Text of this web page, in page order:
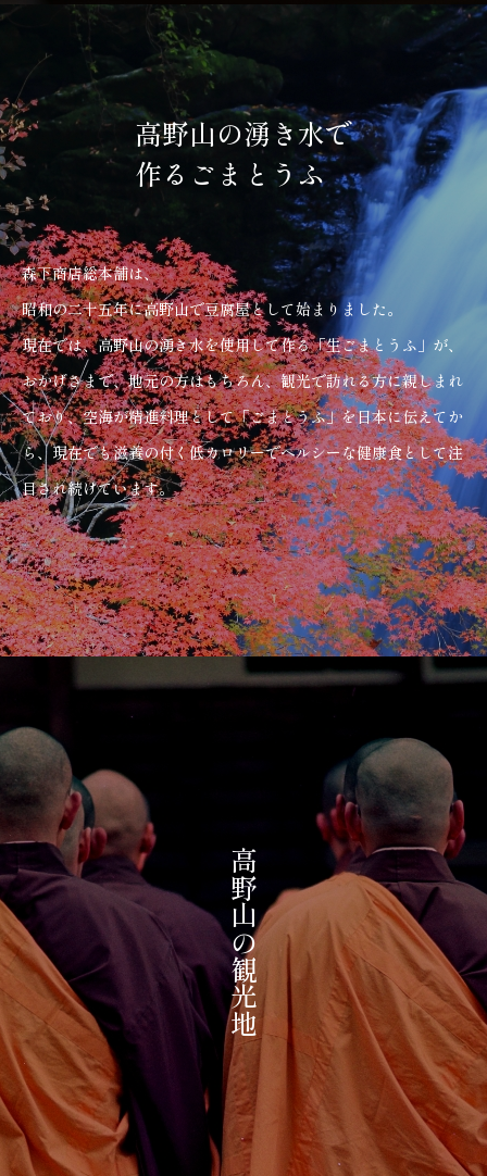
高野山の湧き水で
作るごまとうふ
森下商店総本舗は、
昭和の二十五年に高野山で豆腐屋として始まりました。
現在では、高野山の湧き水を使用して作る「生ごまとうふ」が、
おかげさまで、地元の方はもちろん、観光で訪れる方に親しまれ
ており、空海が精進料理として「ごまとうふ」を日本に伝えてか
ら、現在でも滋養の付く低カロリーでヘルシーな健康食として注
目され続けています。
高野山の観光地